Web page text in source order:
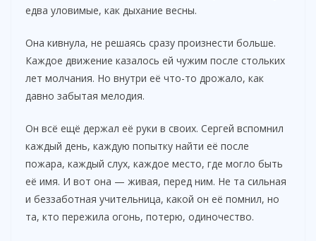
едва уловимые, как дыхание весны.
Она кивнула, не решаясь сразу произнести больше.
Каждое движение казалось ей чужим после стольких
лет молчания. Но внутри её что-то дрожало, как
давно забытая мелодия.
Он всё ещё держал её руки в своих. Сергей вспомнил
каждый день, каждую попытку найти её после
пожара, каждый слух, каждое место, где могло быть
её имя. И вот она — живая, перед ним. Не та сильная
и беззаботная учительница, какой он её помнил, но
та, кто пережила огонь, потерю, одиночество.